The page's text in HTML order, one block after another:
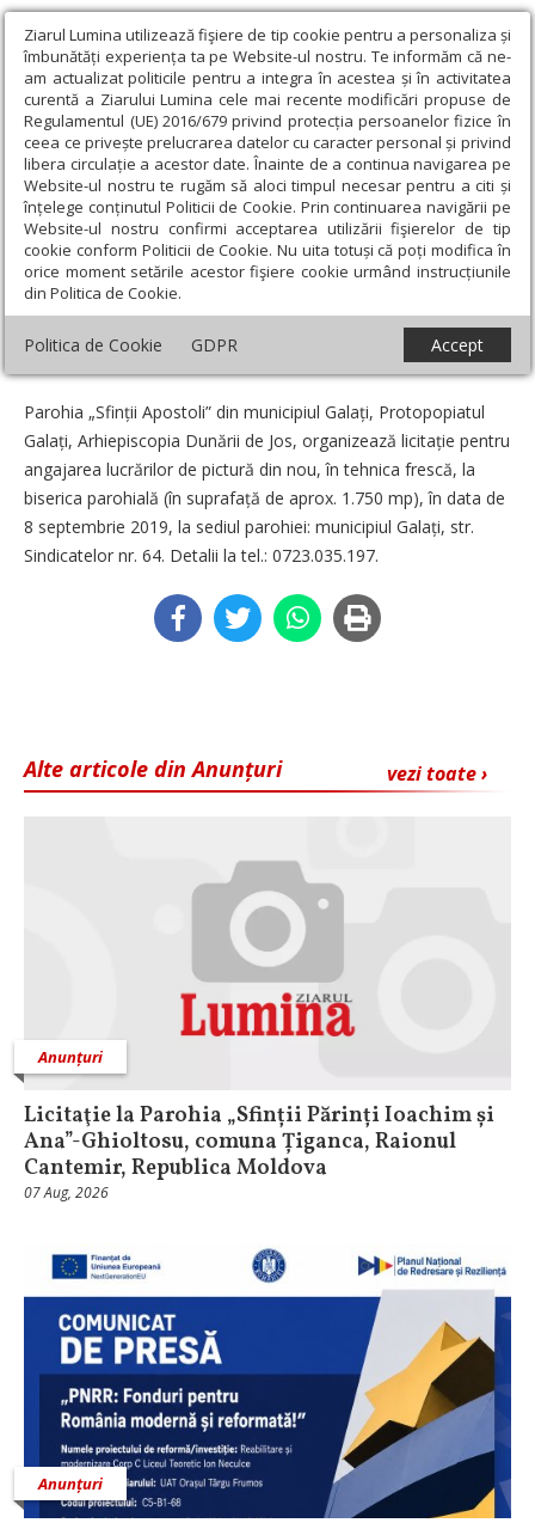
Ziarul Lumina utilizează fişiere de tip cookie pentru a personaliza și
îmbunătăți experiența ta pe Website-ul nostru. Te informăm că ne-
am actualizat politicile pentru a integra în acestea și în activitatea
curentă a Ziarului Lumina cele mai recente modificări propuse de
Regulamentul (UE) 2016/679 privind protecția persoanelor fizice în
ceea ce privește prelucrarea datelor cu caracter personal și privind
libera circulație a acestor date. Înainte de a continua navigarea pe
Website-ul nostru te rugăm să aloci timpul necesar pentru a citi și
înțelege conținutul Politicii de Cookie. Prin continuarea navigării pe
Website-ul nostru confirmi acceptarea utilizării fişierelor de tip
cookie conform Politicii de Cookie. Nu uita totuși că poți modifica în
orice moment setările acestor fişiere cookie urmând instrucțiunile
din Politica de Cookie.
Politica de Cookie GDPR Accept
Ziarul Lumina › Anunțuri › Lucrări de pictură la Parohia „Sfinții
Apostoli” din Galați
Lucrări de pictură la Parohia „Sfinții
Apostoli” din Galați
Data: 23 August 2019
Parohia „Sfinții Apostoli” din municipiul Galați, Protopopiatul
Galați, Arhiepiscopia Dunării de Jos, organizează licitație pentru
angajarea lucrărilor de pictură din nou, în tehnica frescă, la
biserica parohială (în suprafață de aprox. 1.750 mp), în data de
8 septembrie 2019, la sediul parohiei: municipiul Galați, str.
Sindicatelor nr. 64. Detalii la tel.: 0723.035.197.
vezi toate ›
Alte articole din Anunțuri
Anunțuri
Licitaţie la Parohia „Sfinții Părinți Ioachim și
Ana”-Ghioltosu, comuna Țiganca, Raionul
Cantemir, Republica Moldova
07 Aug, 2026
Anunțuri